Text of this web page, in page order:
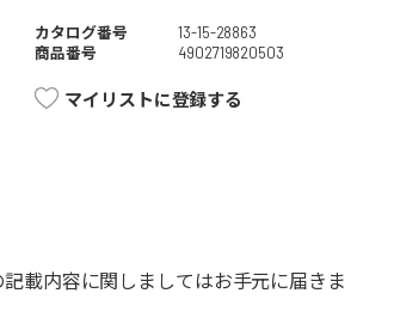
カタログ番号
13-15-28863
商品番号
4902719820503
マイリストに登録する
載内容に関しましてはお手元に届きま